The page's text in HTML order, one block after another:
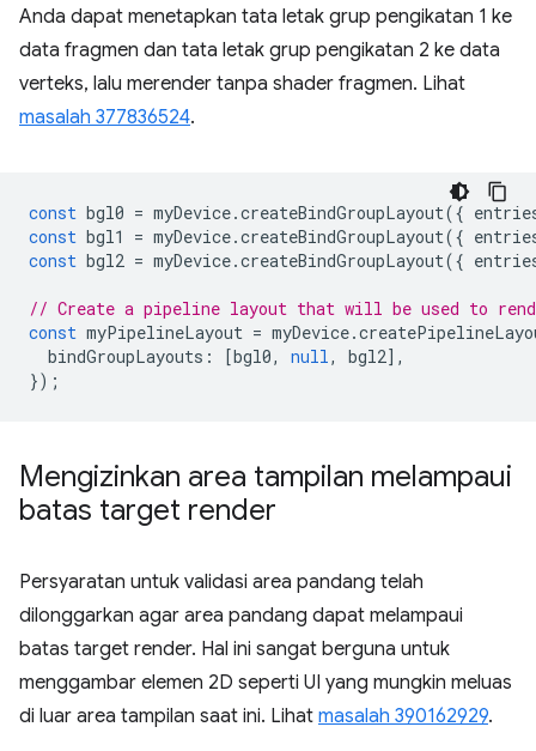
Anda dapat menetapkan tata letak grup pengikatan 1 ke
data fragmen dan tata letak grup pengikatan 2 ke data
verteks, lalu merender tanpa shader fragmen. Lihat
masalah 377836524.
const bgl0 = myDevice.createBindGroupLayout({
const bgl1 = myDevice.createBindGroupLayout({
const bgl2 = myDevice.createBindGroupLayout({
// Create a pipeline layout that will be used to
const myPipelineLayout = myDevice.
bindGroupLayouts : [bgl0, null, bgl2],
});
Mengizinkan area tampilan melampaui
batas target render
Persyaratan untuk validasi area pandang telah
dilonggarkan agar area pandang dapat melampaui
batas target render. Hal ini sangat berguna untuk
menggambar elemen 2D seperti UI yang mungkin meluas
di luar area tampilan saat ini. Lihat masalah 390162929.